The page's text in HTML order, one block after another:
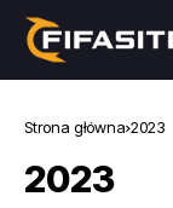
Strona główna 2023
2023